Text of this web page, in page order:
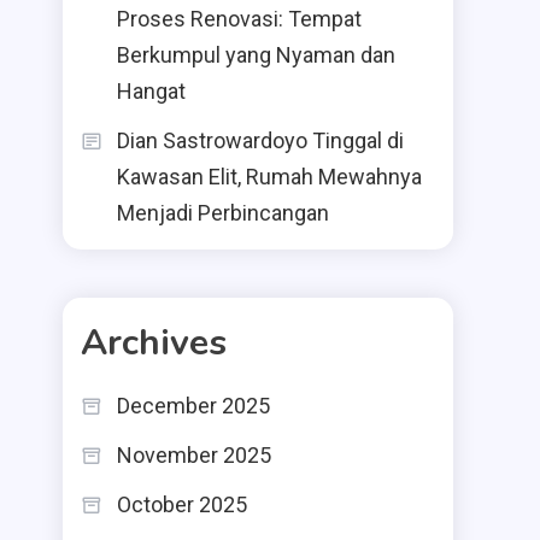
Proses Renovasi: Tempat
Berkumpul yang Nyaman dan
Hangat
Dian Sastrowardoyo Tinggal di
Kawasan Elit, Rumah Mewahnya
Menjadi Perbincangan
Archives
December 2025
November 2025
October 2025